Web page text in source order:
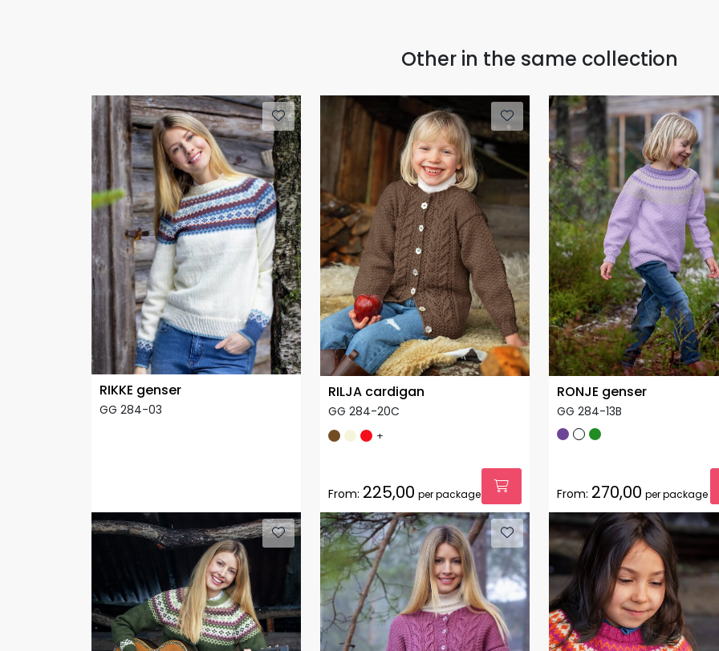
Other in the same collection
RIKKE genser
GG 284-03
RILJA cardigan
GG 284-20C
+
From: 225,00 per package
RONJE genser
GG 284-13B
From: 270,00 per package